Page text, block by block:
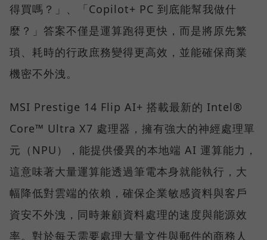
得買嗎？」、「Copilot+ PC 到底能幫我做什
麼？」答案不僅是運算跑得更快，而是將原先繁
瑣、耗時的行政庶務變得更高效，並能確保商業
機密不外洩。
MSI Prestige 14 Flip AI+ 搭載最新的 Intel®
Core™ Ultra X7 處理器，擁有強大的神經處理單
元（NPU），能提供優異的本地端 AI 運算能力，
這意味著大量運算能透過筆電本身就能執行，大
幅降低對雲端的依賴，確保企業敏感資料與客戶
資安不外洩，同時兼顧資料處理的速度與能源效
率。對於每天需要處理大量文件與郵件的商務人